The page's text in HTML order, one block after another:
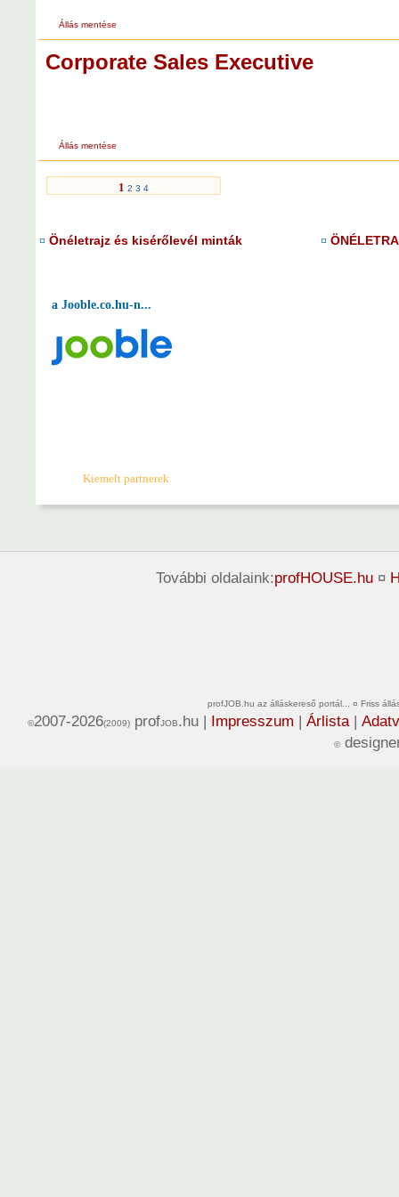
Állás mentése
Corporate Sales Executive
Állás mentése
1 2 3 4
¤ Önéletrajz és kisérőlevél minták ¤
a Jooble.co.hu-n...
Kiemelt partnerek
További oldalaink:profHOUSE.hu¤
profJOB.hu az álláskereső portál... ¤ Friss
©2007-2026(2009)profJOB.hu | Impresszum | Árlista|
©